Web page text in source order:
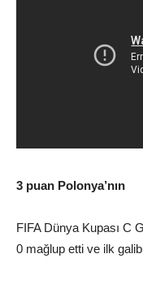
3 puan Polonya’nın
FIFA Dünya Kupası C
0 mağlup etti ve ilk